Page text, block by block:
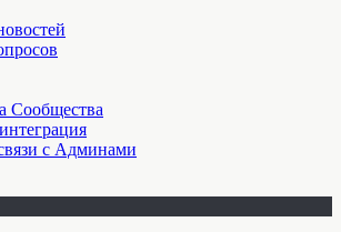
Сообщества
с Админами